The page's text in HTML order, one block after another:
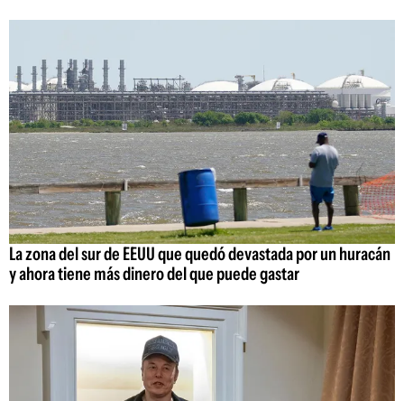
La zona del sur de EEUU que quedó devastada por un huracán
y ahora tiene más dinero del que puede gastar